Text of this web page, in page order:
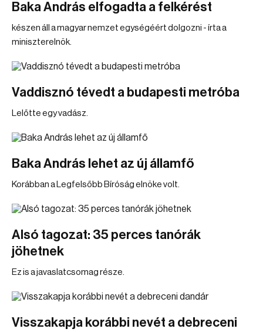
Baka András elfogadta a felkérést
készen áll a magyar nemzet egységéért dolgozni - írta a
miniszterelnök.
Vaddisznó tévedt a budapesti metróba
Lelőtte egy vadász.
Baka András lehet az új államfő
Korábban a Legfelsőbb Bíróság elnöke volt.
Alsó tagozat: 35 perces tanórák
jöhetnek
Ez is a javaslatcsomag része.
Visszakapja korábbi nevét a debreceni